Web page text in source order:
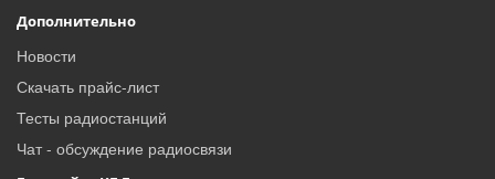
Дополнительно
Новости
Скачать прайс-лист
Тесты радиостанций
Чат - обсуждение радиосвязи